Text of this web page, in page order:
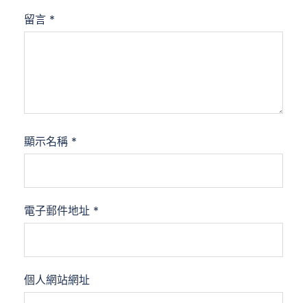
留言 *
顯示名稱 *
電子郵件地址 *
個人網站網址